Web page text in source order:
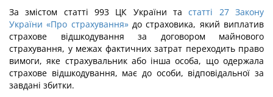
За змістом статті 993 ЦК України тастатті 27 Закону
України «Про страхування»до страховика, який виплатив
страхове відшкодування за договором майнового
страхування, у межах фактичних затрат переходить право
вимоги, яке страхувальник або інша особа, що одержала
страхове відшкодування, має до особи, відповідальної за
завдані збитки.